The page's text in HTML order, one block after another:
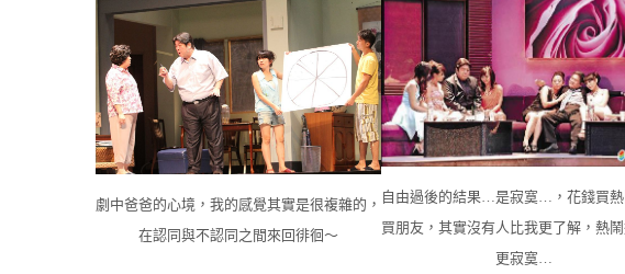
劇中爸爸的心境，我的感覺其實是很複雜的，
在認同與不認同之間來回徘徊～
自由過後的結果…是寂寞…，花錢買
買朋友，其實沒有人比我更了解，熱鬧
更寂寞…